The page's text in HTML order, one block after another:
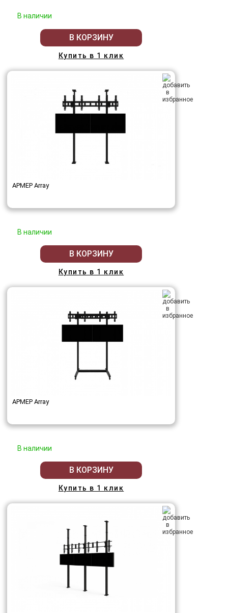
В наличии
В КОРЗИНУ
Купить в 1 клик
АРМЕР Array
В наличии
В КОРЗИНУ
Купить в 1 клик
АРМЕР Array
В наличии
В КОРЗИНУ
Купить в 1 клик